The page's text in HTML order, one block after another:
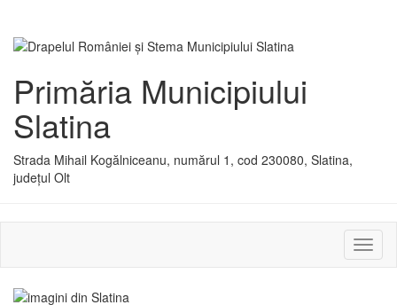
Primăria Municipiului
Slatina
Strada Mihail Kogălniceanu, numărul 1, cod 230080, Slatina,
județul Olt
sau